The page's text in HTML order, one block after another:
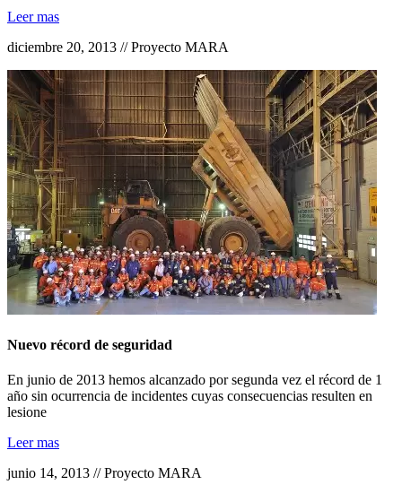
Leer mas
diciembre 20, 2013 // Proyecto MARA
Nuevo récord de seguridad
En junio de 2013 hemos alcanzado por segunda vez el récord de 1
año sin ocurrencia de incidentes cuyas consecuencias resulten en
lesione
Leer mas
junio 14, 2013 // Proyecto MARA